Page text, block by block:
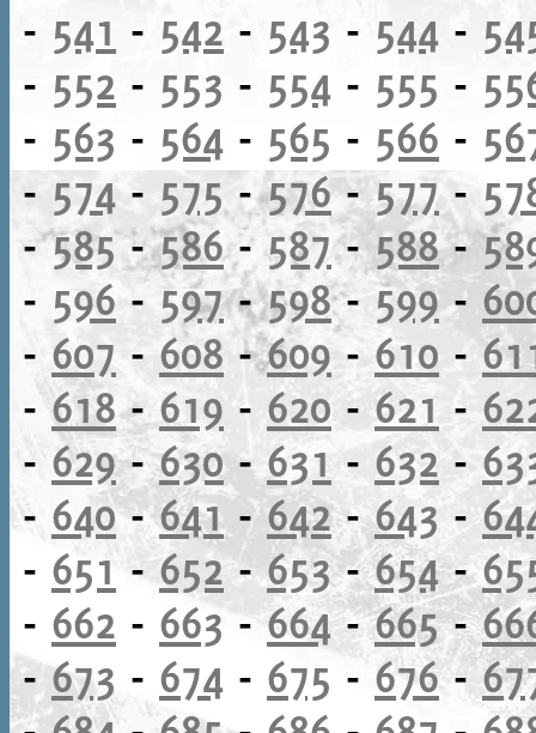
- 541 - 542 - 543 - 544 -
- 552 - 553 - 554 - 555 -
- 563 - 564 - 565 - 566 -
- 574 - 575-576-577-
-585-586- 587-588-
- 596 - 597-598- 599-
- 607- 608 -609-610 -
-618-619 - 620 - 621 -
- 629-630- 631- 632 -
- 640-641-642-643-
- 651 -652-653-654-
- 662 - 663-664-665-
-673 - 674 - 675 - 676-